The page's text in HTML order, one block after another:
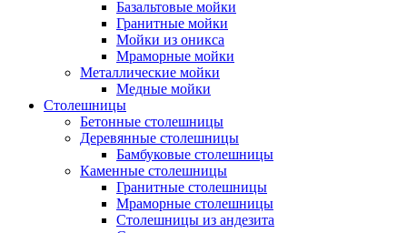
Базальтовые мойки
Гранитные мойки
Мойки из оникса
Мраморные мойки
Металлические мойки
Медные мойки
Столешницы
Бетонные столешницы
Деревянные столешницы
Бамбуковые столешницы
Каменные столешницы
Гранитные столешницы
Мраморные столешницы
Столешницы из андезита